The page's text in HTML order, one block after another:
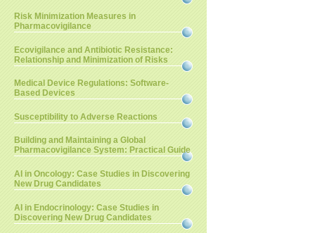
Risk Minimization Measures in
Pharmacovigilance
Ecovigilance and Antibiotic Resistance:
Relationship and Minimization of Risks
Medical Device Regulations: Software-
Based Devices
Susceptibility to Adverse Reactions
Building and Maintaining a Global
Pharmacovigilance System: Practical Guide
AI in Oncology: Case Studies in Discovering
New Drug Candidates
AI in Endocrinology: Case Studies in
Discovering New Drug Candidates